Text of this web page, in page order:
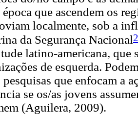
época que ascendem os
localmente, sob a
da Segurança Nacional2
latino-americana, que
de esquerda.
pesquisas que enfocam a
se os/as jovens
(Aguilera, 2009).